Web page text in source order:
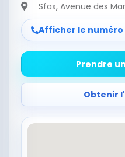
Sfax, Avenue des
Afficher le
Prendre
Obtenir